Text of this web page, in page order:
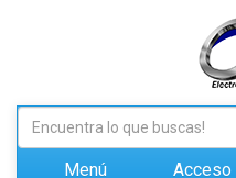
Menú Acceso